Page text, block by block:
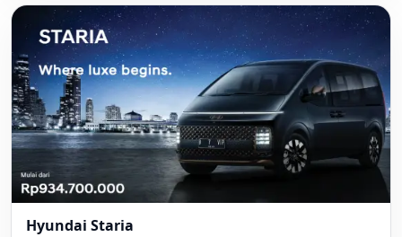
Hyundai Staria